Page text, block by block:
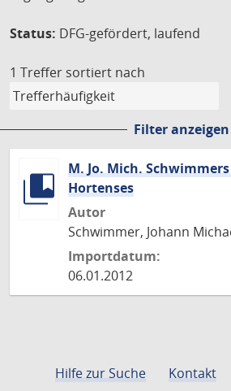
Status: DFG-gefördert, laufend
1 Treffer sortiert nach
Filter anzeigen
M. Jo. Mich.
Hortenses
Autor
Schwimmer, Johann
Importdatum:
06.01.2012
Hilfe zur Suche Kontakt